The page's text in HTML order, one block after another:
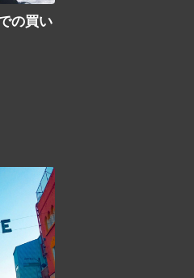
の買い